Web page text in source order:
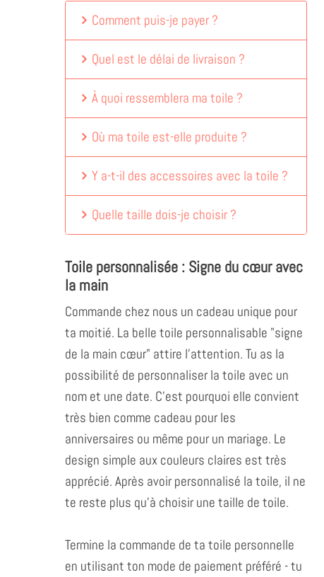
Comment puis-je payer ?
Quel est le délai de livraison ?
À quoi ressemblera ma toile ?
Où ma toile est-elle produite ?
Y a-t-il des accessoires avec la toile ?
Quelle taille dois-je choisir ?
Toile personnalisée : Signe du cœur avec
la main
Commande chez nous un cadeau unique pour
ta moitié. La belle toile personnalisable "signe
de la main cœur" attire l'attention. Tu as la
possibilité de personnaliser la toile avec un
nom et une date. C'est pourquoi elle convient
très bien comme cadeau pour les
anniversaires ou même pour un mariage. Le
design simple aux couleurs claires est très
apprécié. Après avoir personnalisé la toile, il ne
te reste plus qu'à choisir une taille de toile.
Termine la commande de ta toile personnelle
en utilisant ton mode de paiement préféré - tu